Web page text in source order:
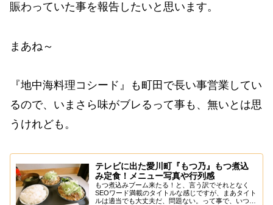
賑わっていた事を報告したいと思います。
まあね～
『地中海料理コシード』も町田で長い事営業してい
るので、いまさら味がブレるって事も、無いとは思
うけれども。
テレビに出た愛川町『もつ乃』もつ煮込
み定食！メニュー写真や行列感
もつ煮込みブーム来たる！と、言う訳でそれとなく
SEOワード満載のタイトルな感じですが、まあタイト
ルは適当でも大丈夫だ、問題ない。って事で、いつの